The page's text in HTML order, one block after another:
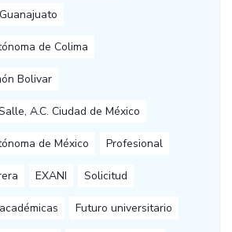
de Colima
Bolivar
A.C. Ciudad de México
de México Profesional
EXANI Solicitud
Futuro universitario